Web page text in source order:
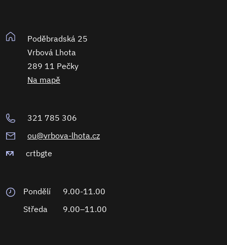
Poděbradská 25
Vrbová Lhota
289 11 Pečky
Na mapě
321 785 306
ou@vrbova-lhota.cz
crtbgte
Pondělí
9.00-11.00
Středa
9.00–11.00